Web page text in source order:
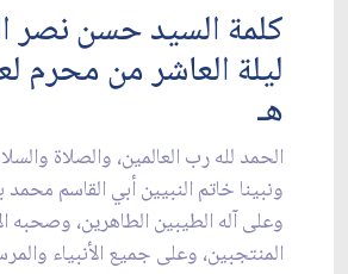
كلمة السيد حسن نصر
هـ
الحمد لله رب العالمين، والصلاة
ونبينا خاتم النبيين أبي القاسم محمد
وعلى آله الطيبين الطاهرين، وصحبه
المنتجبين، وعلى جميع الأنبياء